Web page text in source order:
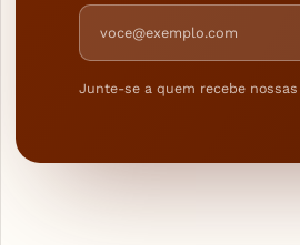
Endereço de e-mail
Junte-se a quem recebe